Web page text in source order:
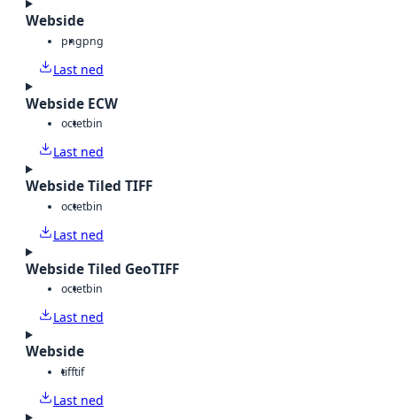
Webside
pngpng
Last ned
Webside ECW
octetbin
Last ned
Webside Tiled TIFF
octetbin
Last ned
Webside Tiled GeoTIFF
octetbin
Last ned
Webside
tifftif
Last ned